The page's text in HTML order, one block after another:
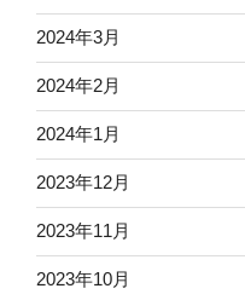
2024年3月
2024年2月
2024年1月
2023年12月
2023年11月
2023年10月